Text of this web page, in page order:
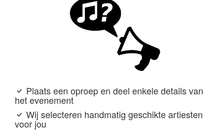
Plaats een oproep en deel enkele details van
het evenement
Wij selecteren handmatig geschikte artiesten
voor jou